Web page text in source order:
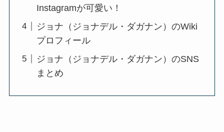
Instagramが可愛い！
ジョナ（ジョナデル・ダガナン）のWiki
プロフィール
ジョナ（ジョナデル・ダガナン）のSNS
まとめ